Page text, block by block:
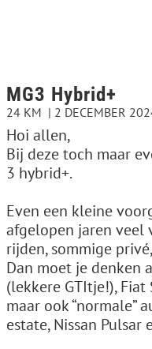
MG3 Hybrid+
24 KM 2 DECEMBER
Hoi allen,
Bij deze toch maar
3 hybrid+.
Even een kleine
afgelopen jaren veel
rijden, sommige
Dan moet je denken
(lekkere GTItje!),
maar ook “normale”
estate, Nissan Pulsar